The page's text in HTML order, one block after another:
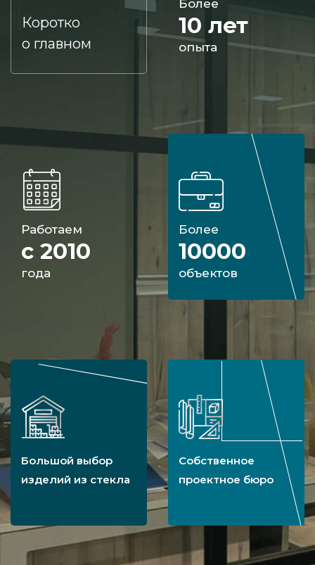
Коротко
о главном
Более
10 лет
опыта
Работаем
с 2010
года
Более
10000
объектов
Большой выбор
изделий из стекла
Собственное
проектное бюро